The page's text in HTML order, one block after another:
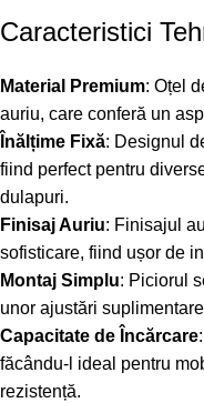
Caracteristici
Material Premium: Oțel
auriu, care conferă un
Înălțime Fixă: Designul
fiind perfect pentru
dulapuri.
Finisaj Auriu: Finisajul
sofisticare, fiind ușor de
Montaj Simplu: Piciorul
unor ajustări
Capacitate de Încărcare
făcându-l ideal pentru
rezistență.